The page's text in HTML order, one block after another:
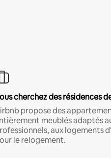
cherchez des résidences
propose des
meublés adaptés
aux logements
le relogement.